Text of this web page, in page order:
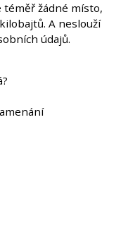
téměř žádné místo,
A neslouží
údajů.